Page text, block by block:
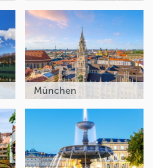
München